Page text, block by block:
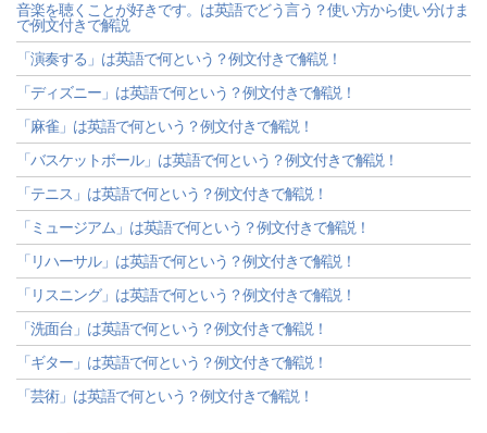
音楽を聴くことが好きです。は英語でどう言う？使い方から使い分けま
で例文付きで解説
「演奏する」は英語で何という？例文付きで解説！
「ディズニー」は英語で何という？例文付きで解説！
「麻雀」は英語で何という？例文付きで解説！
「バスケットボール」は英語で何という？例文付きで解説！
「テニス」は英語で何という？例文付きで解説！
「ミュージアム」は英語で何という？例文付きで解説！
「リハーサル」は英語で何という？例文付きで解説！
「リスニング」は英語で何という？例文付きで解説！
「洗面台」は英語で何という？例文付きで解説！
「ギター」は英語で何という？例文付きで解説！
「芸術」は英語で何という？例文付きで解説！